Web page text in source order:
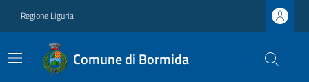
Regione Liguria
Comune di Bormida